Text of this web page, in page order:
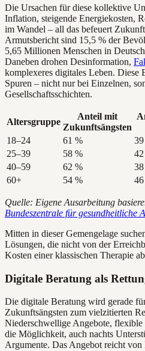
Die Ursachen für diese kollektive
Inflation, steigende Energiekosten,
im Wandel – all das befeuert
Armutsbericht sind 15,5 % der
5,65 Millionen Menschen in
Daneben drohen Desinformation,
komplexeres digitales Leben. Diese
Spuren – nicht nur bei Einzelnen,
Gesellschaftsschichten.
Altersgruppe
Anteil mit
Zukunftsängsten
18–24
61 %
25–39
58 %
40–59
62 %
60+
54 %
Quelle: Eigene Ausarbeitung
Bundeszentrale für gesundheitliche
Mitten in dieser Gemengelage
Lösungen, die nicht von der
Kosten einer klassischen Therapie
Digitale Beratung als
Die digitale Beratung wird gerade
Zukunftsängsten zum vielzitierten
Niederschwellige Angebote,
die Möglichkeit, auch nachts
Argumente. Das Angebot reicht von